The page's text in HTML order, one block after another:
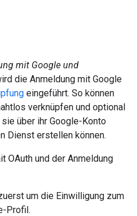
mit Google und
die Anmeldung mit Google
eingeführt. So können
verknüpfen und optional
über ihr Google-Konto
Dienst erstellen können.
OAuth und der Anmeldung
um die Einwilligung zum
Profil.